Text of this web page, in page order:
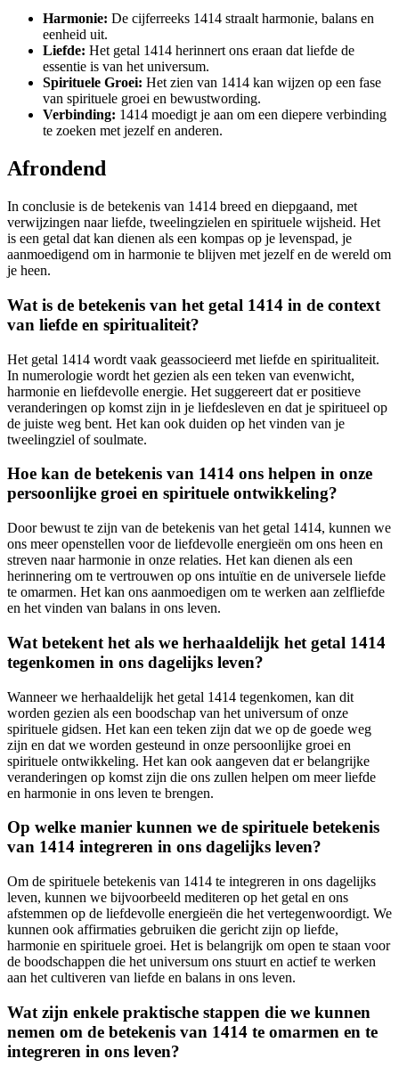
Harmonie: De cijferreeks 1414 straalt harmonie, balans en
eenheid uit.
Liefde: Het getal 1414 herinnert ons eraan dat liefde de
essentie is van het universum.
Spirituele Groei: Het zien van 1414 kan wijzen op een fase
van spirituele groei en bewustwording.
Verbinding: 1414 moedigt je aan om een diepere verbinding
te zoeken met jezelf en anderen.
Afrondend
In conclusie is de betekenis van 1414 breed en diepgaand, met
verwijzingen naar liefde, tweelingzielen en spirituele wijsheid. Het
is een getal dat kan dienen als een kompas op je levenspad, je
aanmoedigend om in harmonie te blijven met jezelf en de wereld om
je heen.
Wat is de betekenis van het getal 1414 in de context
van liefde en spiritualiteit?
Het getal 1414 wordt vaak geassocieerd met liefde en spiritualiteit.
In numerologie wordt het gezien als een teken van evenwicht,
harmonie en liefdevolle energie. Het suggereert dat er positieve
veranderingen op komst zijn in je liefdesleven en dat je spiritueel op
de juiste weg bent. Het kan ook duiden op het vinden van je
tweelingziel of soulmate.
Hoe kan de betekenis van 1414 ons helpen in onze
persoonlijke groei en spirituele ontwikkeling?
Door bewust te zijn van de betekenis van het getal 1414, kunnen we
ons meer openstellen voor de liefdevolle energieën om ons heen en
streven naar harmonie in onze relaties. Het kan dienen als een
herinnering om te vertrouwen op ons intuïtie en de universele liefde
te omarmen. Het kan ons aanmoedigen om te werken aan zelfliefde
en het vinden van balans in ons leven.
Wat betekent het als we herhaaldelijk het getal 1414
tegenkomen in ons dagelijks leven?
Wanneer we herhaaldelijk het getal 1414 tegenkomen, kan dit
worden gezien als een boodschap van het universum of onze
spirituele gidsen. Het kan een teken zijn dat we op de goede weg
zijn en dat we worden gesteund in onze persoonlijke groei en
spirituele ontwikkeling. Het kan ook aangeven dat er belangrijke
veranderingen op komst zijn die ons zullen helpen om meer liefde
en harmonie in ons leven te brengen.
Op welke manier kunnen we de spirituele betekenis
van 1414 integreren in ons dagelijks leven?
Om de spirituele betekenis van 1414 te integreren in ons dagelijks
leven, kunnen we bijvoorbeeld mediteren op het getal en ons
afstemmen op de liefdevolle energieën die het vertegenwoordigt. We
kunnen ook affirmaties gebruiken die gericht zijn op liefde,
harmonie en spirituele groei. Het is belangrijk om open te staan voor
de boodschappen die het universum ons stuurt en actief te werken
aan het cultiveren van liefde en balans in ons leven.
Wat zijn enkele praktische stappen die we kunnen
nemen om de betekenis van 1414 te omarmen en te
integreren in ons leven?